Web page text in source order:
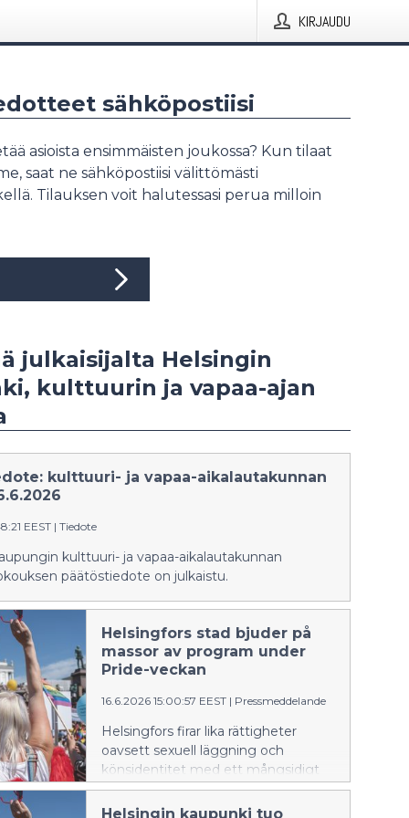
KIRJAUDU
sähköpostiisi
asioista ensimmäisten joukossa? Kun tilaat
saat ne sähköpostiisi välittömästi
Tilauksen voit halutessasi perua milloin
julkaisijalta Helsingin
kulttuurin ja vapaa-ajan
kulttuuri- ja vapaa-aikalautakunnan
EEST | Tiedote
kulttuuri- ja vapaa-aikalautakunnan
päätöstiedote on julkaistu.
Helsingfors stad bjuder på
massor av program under
Pride-veckan
16.6.2026 15:00:57 EEST | Pressmeddelande
Helsingfors firar lika rättigheter
oavsett sexuell läggning och
könsidentitet med ett mångsidigt
program i regnbågens alla färger
under Helsingfors Pride-veckan den
Helsingin kaupunki tuo